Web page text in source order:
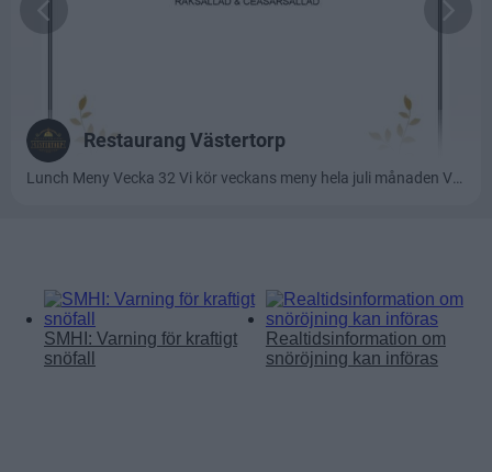
SMHI: Varning för kraftigt
snöfall
Realtidsinformation om
snöröjning kan införas